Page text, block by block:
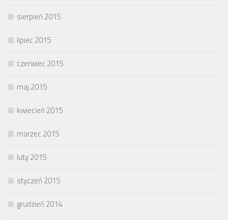
sierpień 2015
lipiec 2015
czerwiec 2015
maj 2015
kwiecień 2015
marzec 2015
luty 2015
styczeń 2015
grudzień 2014